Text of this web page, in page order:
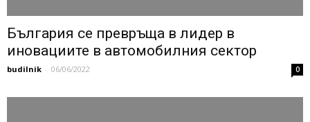
България се превръща в лидер в
иновациите в автомобилния сектор
budilnik - 06/06/2022 0